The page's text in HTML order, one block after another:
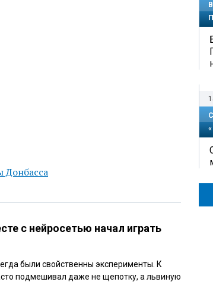
Донбасса
с нейросетью начал играть
были свойственны эксперименты. К
подмешивал даже не щепотку, а львиную